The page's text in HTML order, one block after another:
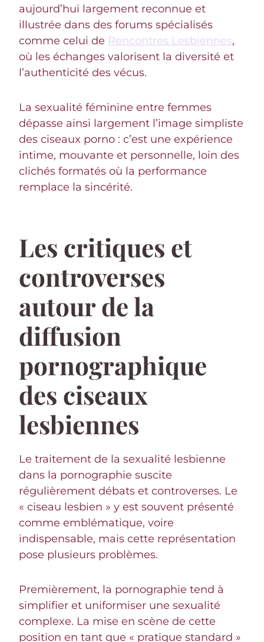
aujourd’hui largement reconnue et
illustrée dans des forums spécialisés
comme celui de Rencontres Lesbiennes,
où les échanges valorisent la diversité et
l’authenticité des vécus.
La sexualité féminine entre femmes
dépasse ainsi largement l’image simpliste
des ciseaux porno : c’est une expérience
intime, mouvante et personnelle, loin des
clichés formatés où la performance
remplace la sincérité.
Les critiques et
controverses
autour de la
diffusion
pornographique
des ciseaux
lesbiennes
Le traitement de la sexualité lesbienne
dans la pornographie suscite
régulièrement débats et controverses. Le
« ciseau lesbien » y est souvent présenté
comme emblématique, voire
indispensable, mais cette représentation
pose plusieurs problèmes.
Premièrement, la pornographie tend à
simplifier et uniformiser une sexualité
complexe. La mise en scène de cette
position en tant que « pratique standard »